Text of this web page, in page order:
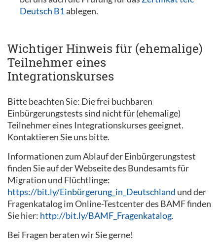
Deutsch B1ablegen.
Wichtiger Hinweis für (ehemalige)
Teilnehmer eines
Integrationskurses
Bitte beachten Sie: Die frei buchbaren
Einbürgerungstests sind nicht für (ehemalige)
Teilnehmer eines Integrationskurses geeignet.
Kontaktieren Sie uns bitte.
Informationen zum Ablauf der Einbürgerungstest
finden Sie auf der Webseite des Bundesamts für
Migration und Flüchtlinge:
https://bit.ly/Einbürgerung_in_Deutschland und der
Fragenkatalog im Online-Testcenter des BAMF finden
Sie hier: http://bit.ly/BAMF_Fragenkatalog.
Bei Fragen beraten wir Sie gerne!